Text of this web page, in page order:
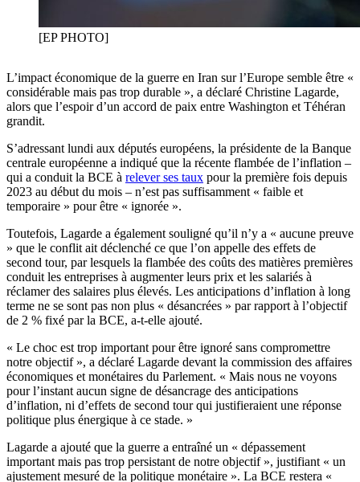
[EP PHOTO]
L’impact économique de la guerre en Iran sur l’Europe semble être «
considérable mais pas trop durable », a déclaré Christine Lagarde,
alors que l’espoir d’un accord de paix entre Washington et Téhéran
grandit.
S’adressant lundi aux députés européens, la présidente de la Banque
centrale européenne a indiqué que la récente flambée de l’inflation –
qui a conduit la BCE à relever ses taux pour la première fois depuis
2023 au début du mois – n’est pas suffisamment « faible et
temporaire » pour être « ignorée ».
Toutefois, Lagarde a également souligné qu’il n’y a « aucune preuve
» que le conflit ait déclenché ce que l’on appelle des effets de
second tour, par lesquels la flambée des coûts des matières premières
conduit les entreprises à augmenter leurs prix et les salariés à
réclamer des salaires plus élevés. Les anticipations d’inflation à long
terme ne se sont pas non plus « désancrées » par rapport à l’objectif
de 2 % fixé par la BCE, a-t-elle ajouté.
« Le choc est trop important pour être ignoré sans compromettre
notre objectif », a déclaré Lagarde devant la commission des affaires
économiques et monétaires du Parlement. « Mais nous ne voyons
pour l’instant aucun signe de désancrage des anticipations
d’inflation, ni d’effets de second tour qui justifieraient une réponse
politique plus énergique à ce stade. »
Lagarde a ajouté que la guerre a entraîné un « dépassement
important mais pas trop persistant de notre objectif », justifiant « un
ajustement mesuré de la politique monétaire ». La BCE restera «